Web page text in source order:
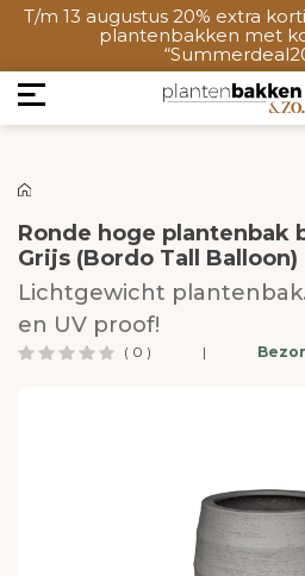
T/m 13 augustus 20% extra
plantenbakken met
Ronde hoge plantenbak
Grijs (Bordo Tall Balloon)
Lichtgewicht
en UV proof!
( 0 ) |